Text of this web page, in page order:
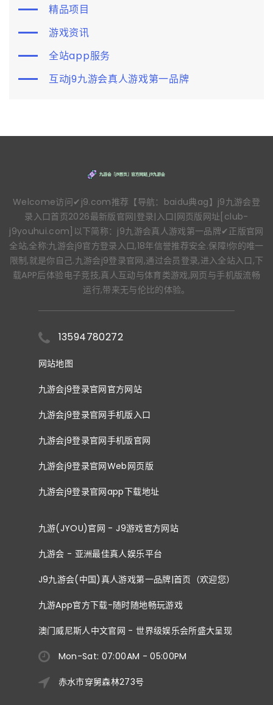
精品项目
游戏资讯
全站app服务
互动j9九游会真人游戏第一品牌
Welcome访问✔j9.com推荐【导航：baidu典ag】j9九游会登
录入口首页2026最新版官网|登录|入口|网页版网址[club-
j9youhui.com]以下简称：j9九游会真人游戏第一品牌✔正版官网
全站,全称:九游会j9官方登录入口,18年信誉推荐安全.保障!你的唯一
限制,就是你自己.九游会j9登录官网,通过会员登录,进入全站入口,下
载APP后体验电子竞技,真人互动与体育类游戏,网页与手机版流畅
运行,带来无与伦比的体验。
13594780272
网站地图
九游会j9登录官网官方网站
九游会j9登录官网手机版入口
九游会j9登录官网手机版官网
九游会j9登录官网Web网页版
九游会j9登录官网app下载地址
九游(JYOU)官网 - J9游戏官方网站
九游会 - 亚洲最佳真人娱乐平台
J9九游会(中国)真人游戏第一品牌|首页（欢迎您）
九游App官方下载-随时随地畅玩游戏
澳门威尼斯人中文官网 - 世界级娱乐会所盛大呈现
Mon-Sat: 07:00AM - 05:00PM
赤水市穿舅森林273号